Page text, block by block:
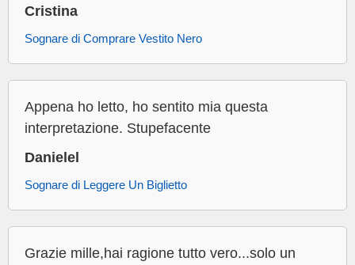
Cristina
Sognare di Comprare Vestito Nero
Appena ho letto, ho sentito mia questa
interpretazione. Stupefacente
Danielel
Sognare di Leggere Un Biglietto
Grazie mille,hai ragione tutto vero...solo un